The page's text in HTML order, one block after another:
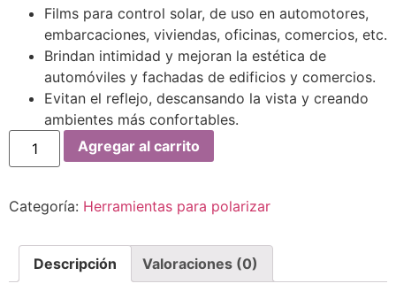
Films para control solar, de uso en automotores,
embarcaciones, viviendas, oficinas, comercios, etc.
Brindan intimidad y mejoran la estética de
automóviles y fachadas de edificios y comercios.
Evitan el reflejo, descansando la vista y creando
ambientes más confortables.
Agregar al carrito
Categoría: Herramientas para polarizar
Descripción Valoraciones (0)